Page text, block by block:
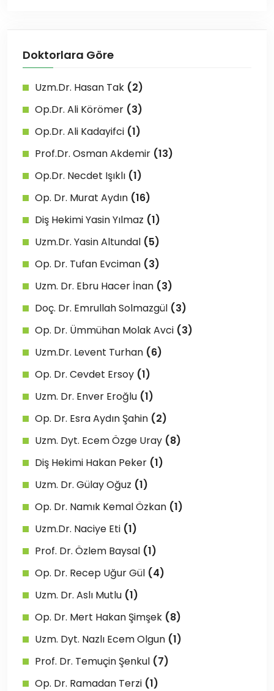
Doktorlara Göre
Uzm.Dr. Hasan Tak (2)
Op.Dr. Ali Körömer (3)
Op.Dr. Ali Kadayifci (1)
Prof.Dr. Osman Akdemir (13)
Op.Dr. Necdet Işıklı (1)
Op. Dr. Murat Aydın (16)
Diş Hekimi Yasin Yılmaz (1)
Uzm.Dr. Yasin Altundal (5)
Op. Dr. Tufan Evciman (3)
Uzm. Dr. Ebru Hacer İnan (3)
Doç. Dr. Emrullah Solmazgül (3)
Op. Dr. Ümmühan Molak Avci (3)
Uzm.Dr. Levent Turhan (6)
Op. Dr. Cevdet Ersoy (1)
Uzm. Dr. Enver Eroğlu (1)
Op. Dr. Esra Aydın Şahin (2)
Uzm. Dyt. Ecem Özge Uray (8)
Diş Hekimi Hakan Peker (1)
Uzm. Dr. Gülay Oğuz (1)
Op. Dr. Namık Kemal Özkan (1)
Uzm.Dr. Naciye Eti (1)
Prof. Dr. Özlem Baysal (1)
Op. Dr. Recep Uğur Gül (4)
Uzm. Dr. Aslı Mutlu (1)
Op. Dr. Mert Hakan Şimşek (8)
Uzm. Dyt. Nazlı Ecem Olgun (1)
Prof. Dr. Temuçin Şenkul (7)
Op. Dr. Ramadan Terzi (1)